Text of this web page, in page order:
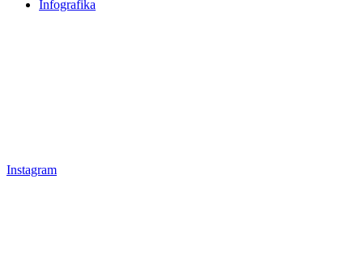
Infografika
Instagram